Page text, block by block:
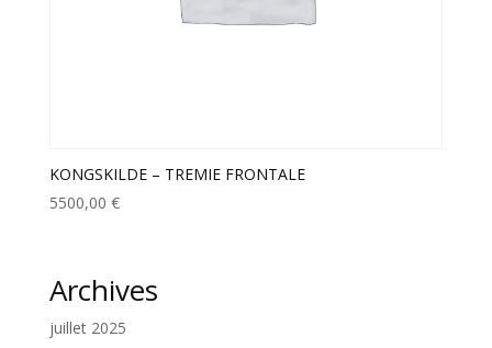
KONGSKILDE – TREMIE FRONTALE
5500,00 €
Archives
juillet 2025